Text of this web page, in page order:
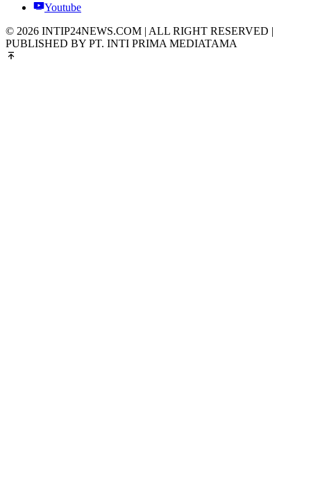
Youtube
© 2026 INTIP24NEWS.COM | ALL RIGHT RESERVED |
PUBLISHED BY PT. INTI PRIMA MEDIATAMA